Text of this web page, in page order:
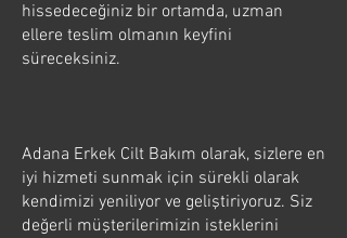
hissedeceğiniz bir ortamda, uzman
ellere teslim olmanın keyfini
süreceksiniz.
Adana Erkek Cilt Bakım olarak, sizlere en
iyi hizmeti sunmak için sürekli olarak
kendimizi yeniliyor ve geliştiriyoruz. Siz
değerli müşterilerimizin isteklerini